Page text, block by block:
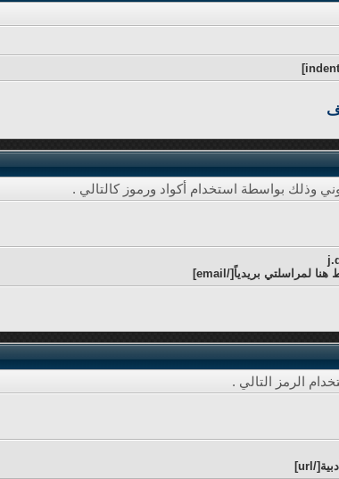
وذلك بواسطة استخدام أكواد ورموز كالتالي .
الرمز التالي .